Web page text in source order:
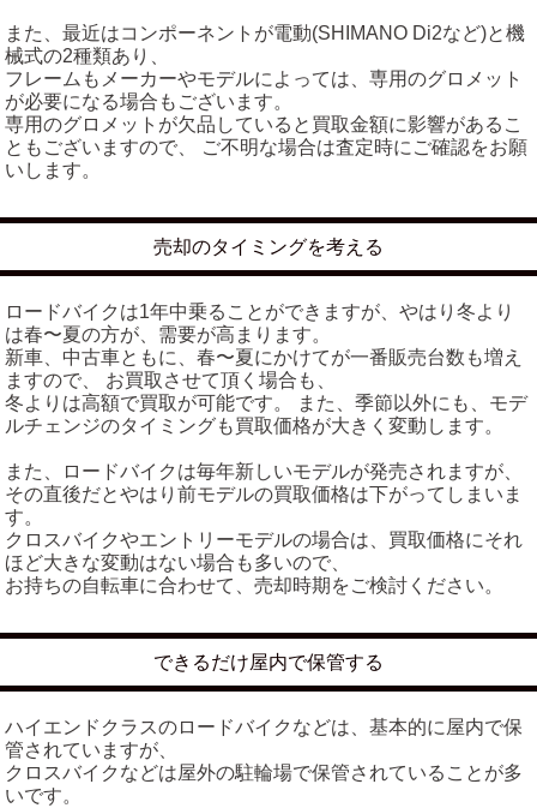
また、最近はコンポーネントが電動(SHIMANO Di2など)と機
械式の2種類あり、
フレームもメーカーやモデルによっては、専用のグロメット
が必要になる場合もございます。
専用のグロメットが欠品していると買取金額に影響があるこ
ともございますので、 ご不明な場合は査定時にご確認をお願
いします。
売却のタイミングを考える
ロードバイクは1年中乗ることができますが、やはり冬より
は春〜夏の方が、需要が高まります。
新車、中古車ともに、春〜夏にかけてが一番販売台数も増え
ますので、 お買取させて頂く場合も、
冬よりは高額で買取が可能です。 また、季節以外にも、モデ
ルチェンジのタイミングも買取価格が大きく変動します。
また、ロードバイクは毎年新しいモデルが発売されますが、
その直後だとやはり前モデルの買取価格は下がってしまいま
す。
クロスバイクやエントリーモデルの場合は、買取価格にそれ
ほど大きな変動はない場合も多いので、
お持ちの自転車に合わせて、売却時期をご検討ください。
できるだけ屋内で保管する
ハイエンドクラスのロードバイクなどは、基本的に屋内で保
管されていますが、
クロスバイクなどは屋外の駐輪場で保管されていることが多
いです。